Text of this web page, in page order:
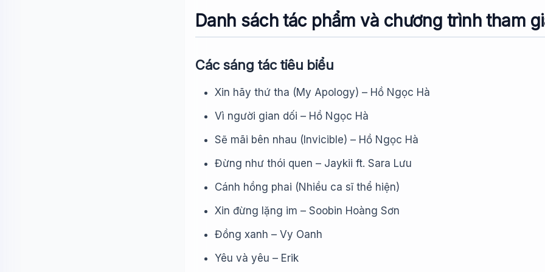
Danh sách tác phẩm và chương trình tham
Các sáng tác tiêu biểu
Xin hãy thứ tha (My Apology) – Hồ Ngọc Hà
Vì người gian dối – Hồ Ngọc Hà
Sẽ mãi bên nhau (Invicible) – Hồ Ngọc Hà
Đừng như thói quen – Jaykii ft. Sara Lưu
Cánh hồng phai (Nhiều ca sĩ thể hiện)
Xin đừng lặng im – Soobin Hoàng Sơn
Đồng xanh – Vy Oanh
Yêu và yêu – Erik